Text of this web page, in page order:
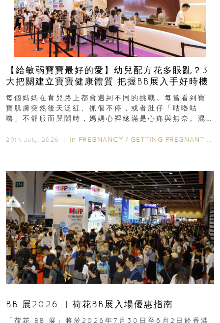
【給敏弱寶寶最好的愛】幼兒配方花多眼亂？3
大把關建立寶寶健康體質 把握BB展入手好時機
每個媽媽在育兒路上都會遇到不同的挑戰。每當看到寶
寶肌膚突然後天泛紅、抓個不停，或者肚仔「咕嚕咕
嚕」不舒服而哭鬧時，媽媽心裡總滿是心痛與無奈。混
29th July, 2026 ｜ In PREGNANCY / GETTING PREGNANT
BB 展2026 ︳荷花BB展入場優惠指南
「荷花 BB 展」將於2026年7月30日至8月2日於香港